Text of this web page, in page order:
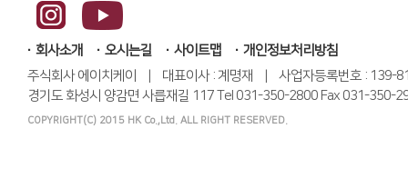
회사소개 오시는길 사이트맵
개인정보처리방침
주식회사 에이치케이 | 대표이사 : 계명재 | 사업자등록번호 : 139-
경기도 화성시 양감면 사릅재길 117 Tel 031-350-2800 Fax 031-350-
COPYRIGHT(C) 2015 HK Co.,Ltd. ALL RIGHT RESERVED.